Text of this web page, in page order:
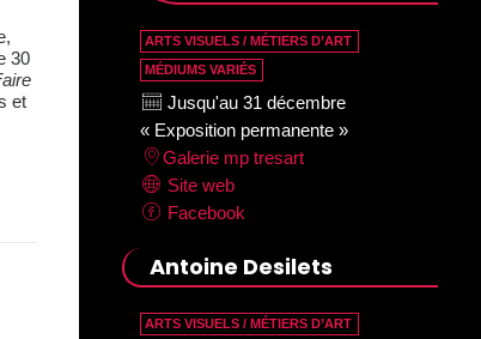
30
et
ARTS VISUELS / MÉTIERS D’ART
MÉDIUMS VARIÉS
Jusqu'au 31 décembre
« Exposition permanente »
Galerie mp tresart
Site web
Facebook
Antoine Desilets
ARTS VISUELS / MÉTIERS D’ART